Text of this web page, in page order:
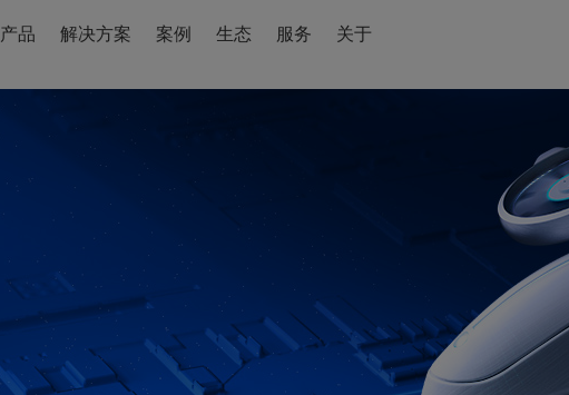
产品 解决方案 案例 生态 服务 关于